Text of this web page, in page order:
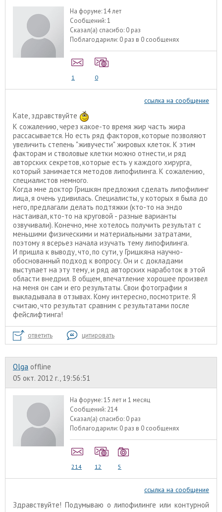
На форуме:14 лет
Сообщений:1
Сказал(а) спасибо: 0 раз
Поблагодарили: 0 раз в 0 сообщенях
1 0
ссылка на сообщение
Kate, здравствуйте
К сожалению, через какое-то время жир часть жира
рассасывается. Но есть ряд факторов, которые позволяют
увеличить степень "живучести" жировых клеток. К этим
факторам и стволовые клетки можно отнести, и ряд
авторских секретов, которые есть у каждого хирурга,
который занимается методов липофилинга. К сожалению,
специалистов немного.
Когда мне доктор Гришкян предложил сделать липофилинг
лица, я очень удивилась. Специалисты, у которых я была до
него, предлагали делать подтяжки (кто-то на эндо
настаивал, кто-то на круговой - разные варианты
озвучивали). Конечно, мне хотелось получить результат с
меньшими физическими и материальными затратами,
поэтому я всерьез начала изучать тему липофилинга.
И пришла к выводу, что, по сути, у Гришкяна научно-
обоснованный подход к вопросу. Он и с докладами
выступает на эту тему, и ряд авторских наработок в этой
области внедрил. В общем, впечатление хорошее произвел
на меня он сам и его результаты. Свои фотографии я
выкладывала в отзывах. Кому интересно, посмотрите. Я
считаю, что результат сравним с результатами после
фейслифтинга!
ответить цитировать
Olga offline
05 окт. 2012 г., 19:56:51
На форуме:15 лет и 1 месяц
Сообщений: 214
Сказал(а) спасибо: 0 раз
Поблагодарили: 0 раз в 0 сообщенях
214 12 5
ссылка на сообщение
Здравствуйте! Подумываю о липофилинге или контурной